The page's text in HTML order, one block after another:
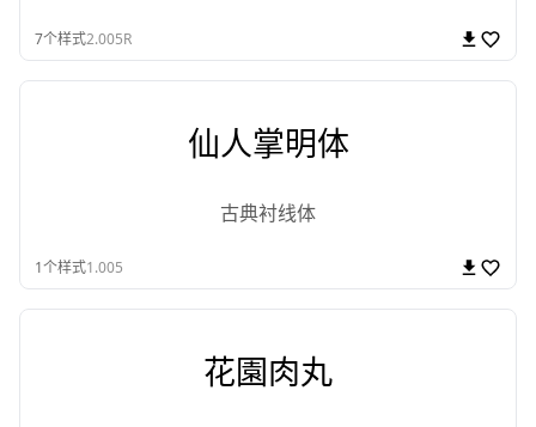
7个样式2.005R
仙人掌明体
古典衬线体
1个样式1.005
花園肉丸